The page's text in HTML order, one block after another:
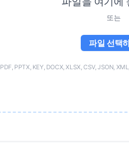
또는
파일 선택
PPTX, KEY, DOCX, XLSX, CSV, JSON,